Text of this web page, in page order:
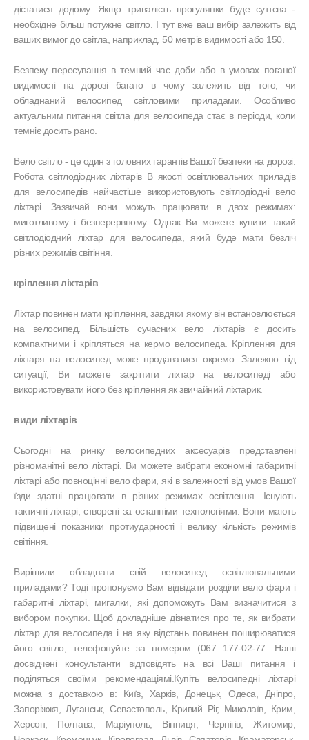
дістатися додому. Якщо тривалість прогулянки буде суттєва -
необхідне більш потужне світло. І тут вже ваш вибір залежить від
ваших вимог до світла, наприклад, 50 метрів видимості або 150.
Безпеку пересування в темний час доби або в умовах поганої
видимості на дорозі багато в чому залежить від того, чи
обладнаний велосипед світловими приладами. Особливо
актуальним питання світла для велосипеда стає в періоди, коли
темніє досить рано.
Вело світло - це один з головних гарантів Вашої безпеки на дорозі.
Робота світлодіодних ліхтарів В якості освітлювальних приладів
для велосипедів найчастіше використовують світлодіодні вело
ліхтарі. Зазвичай вони можуть працювати в двох режимах:
миготливому і безперервному. Однак Ви можете купити такий
світлодіодний ліхтар для велосипеда, який буде мати безліч
різних режимів світіння.
кріплення ліхтарів
Ліхтар повинен мати кріплення, завдяки якому він встановлюється
на велосипед. Більшість сучасних вело ліхтарів є досить
компактними і кріпляться на кермо велосипеда. Кріплення для
ліхтаря на велосипед може продаватися окремо. Залежно від
ситуації, Ви можете закріпити ліхтар на велосипеді або
використовувати його без кріплення як звичайний ліхтарик.
види ліхтарів
Сьогодні на ринку велосипедних аксесуарів представлені
різноманітні вело ліхтарі. Ви можете вибрати економні габаритні
ліхтарі або повноцінні вело фари, які в залежності від умов Вашої
їзди здатні працювати в різних режимах освітлення. Існують
тактичні ліхтарі, створені за останніми технологіями. Вони мають
підвищені показники протиударності і велику кількість режимів
світіння.
Вирішили обладнати свій велосипед освітлювальними
приладами? Тоді пропонуємо Вам відвідати розділи вело фари і
габаритні ліхтарі, мигалки, які допоможуть Вам визначитися з
вибором покупки. Щоб докладніше дізнатися про те, як вибрати
ліхтар для велосипеда і на яку відстань повинен поширюватися
його світло, телефонуйте за номером (067 177-02-77. Наші
досвідчені консультанти відповідять на всі Ваші питання і
поділяться своїми рекомендаціямі.Купіть велосипедні ліхтарі
можна з доставкою в: Київ, Харків, Донецьк, Одеса, Дніпро,
Запоріжжя, Луганськ, Севастополь, Кривий Ріг, Миколаїв, Крим,
Херсон, Полтава, Маріуполь, Вінниця, Чернігів, Житомир,